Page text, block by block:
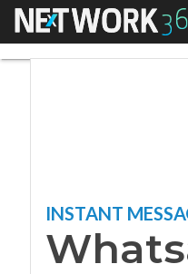
Menu
INSTANT